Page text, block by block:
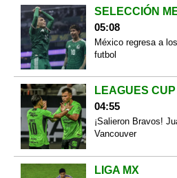
SELECCIÓN
05:08
México regresa a
futbol
LEAGUES
04:55
¡Salieron Bravos!
Vancouver
LIGA MX